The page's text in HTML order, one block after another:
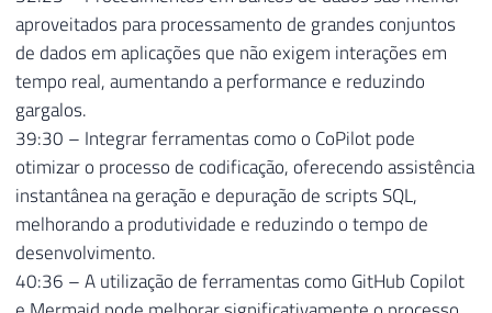
aproveitados para processamento de grandes conjuntos
de dados em aplicações que não exigem interações em
tempo real, aumentando a performance e reduzindo
gargalos.
39:30 – Integrar ferramentas como o CoPilot pode
otimizar o processo de codificação, oferecendo assistência
instantânea na geração e depuração de scripts SQL,
melhorando a produtividade e reduzindo o tempo de
desenvolvimento.
40:36 – A utilização de ferramentas como GitHub Copilot